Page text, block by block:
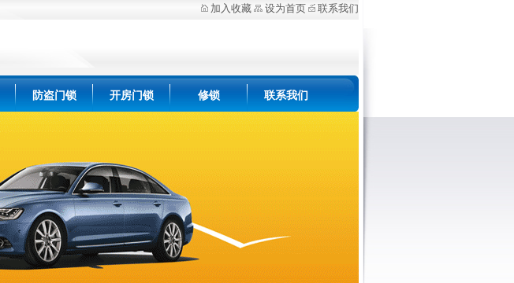
加入收藏 设为首页 联系我们
防盗门锁 开房门锁 修锁 联系我们